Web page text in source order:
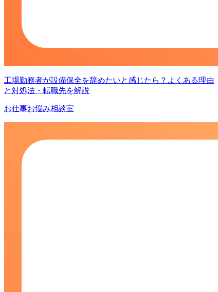
工場勤務者が設備保全を辞めたいと感じたら？よくある理由
と対処法・転職先を解説
お仕事お悩み相談室